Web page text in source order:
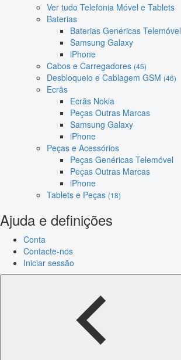
Ver tudo Telefonia Móvel e Tablets
Baterias
Baterias Genéricas Telemóvel
Samsung Galaxy
iPhone
Cabos e Carregadores (45)
Desbloqueio e Cablagem GSM (46)
Ecrãs
Ecrãs Nokia
Peças Outras Marcas
Samsung Galaxy
iPhone
Peças e Acessórios
Peças Genéricas Telemóvel
Peças Outras Marcas
iPhone
Tablets e Peças (18)
Ajuda e definições
Conta
Contacte-nos
Iniciar sessão